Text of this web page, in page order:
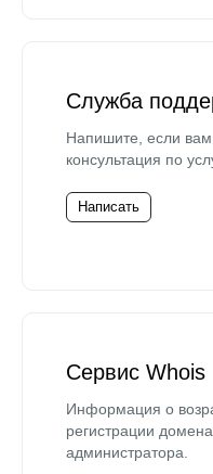
Служба
Напишите, если
консультация по
Написать
Сервис Whois
Информация о
регистрации
администратора.